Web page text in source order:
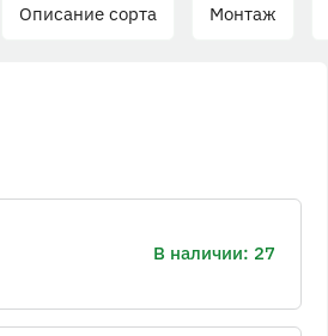
Описание сорта Монтаж
В наличии: 27